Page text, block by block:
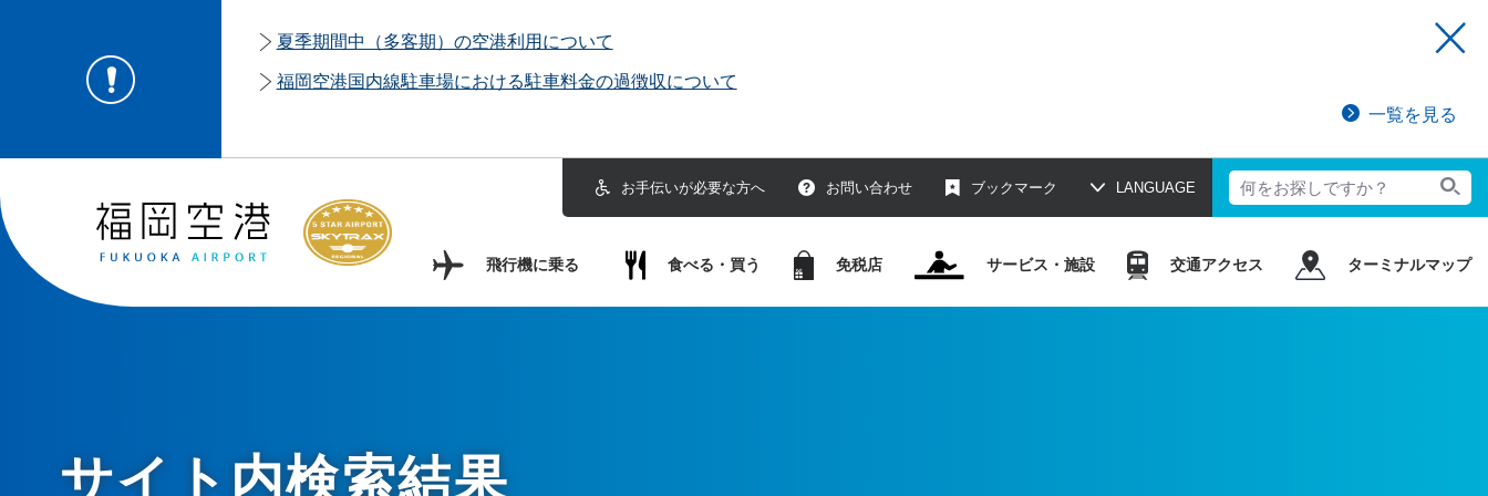
夏季期間中（多客期）の空港利用について
福岡空港国内線駐車場における駐車料金の過徴収について
一覧を見る
お手伝いが必要な方へ お問い合わせ ブックマーク LANGUAGE
飛行機に乗る 食べる・買う 免税店 サービス・施設 交通アクセス ターミナルマップ
サイト内検索結果